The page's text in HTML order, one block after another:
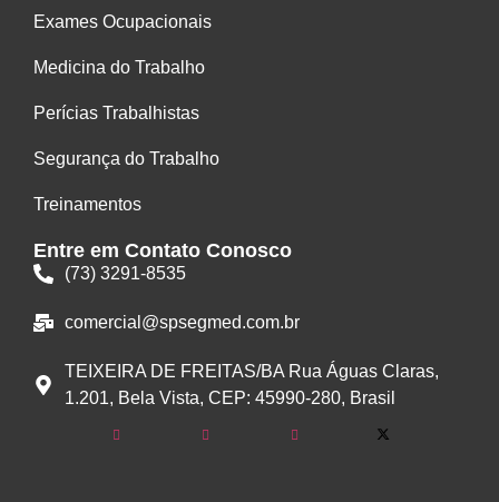
Exames Ocupacionais
Medicina do Trabalho
Perícias Trabalhistas
Segurança do Trabalho
Treinamentos
Entre em Contato Conosco
(73) 3291-8535
comercial@spsegmed.com.br
TEIXEIRA DE FREITAS/BA Rua Águas Claras,
1.201, Bela Vista, CEP: 45990-280, Brasil